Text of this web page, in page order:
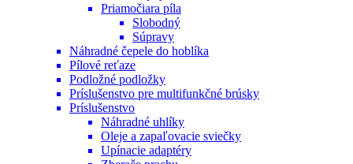
Priamočiara píla
Slobodný
Súpravy
Náhradné čepele do hoblíka
Pílové reťaze
Podložné podložky
Príslušenstvo pre multifunkčné brúsky
Príslušenstvo
Náhradné uhlíky
Oleje a zapaľovacie sviečky
Upínacie adaptéry